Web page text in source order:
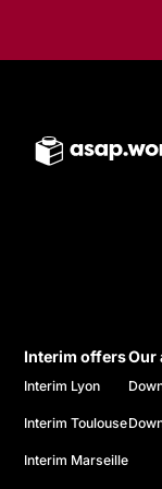
Interim offers
Interim Lyon
Interim Toulouse
Interim Marseille
Our